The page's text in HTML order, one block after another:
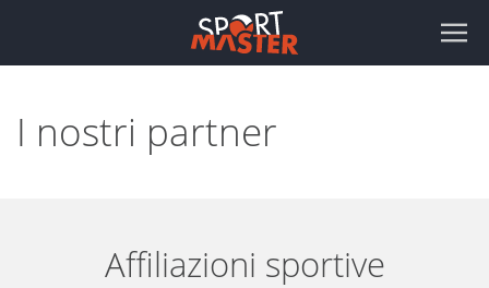
I nostri partner
Affiliazioni sportive